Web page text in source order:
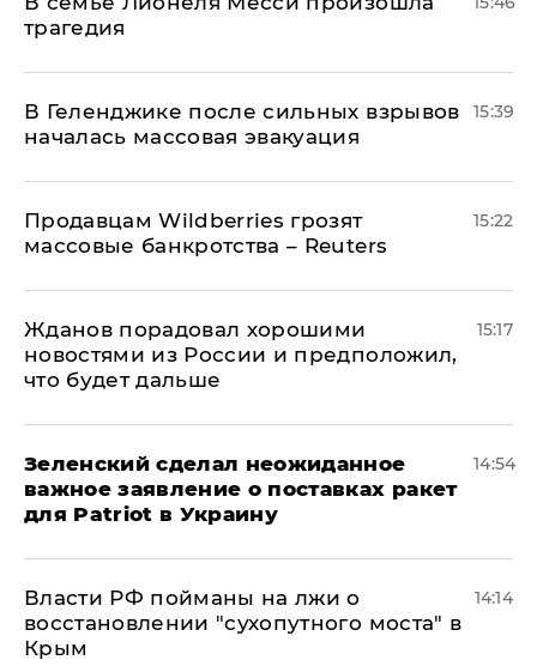
трагедия
В Геленджике после сильных взрывов
началась массовая эвакуация
15:39
Продавцам Wildberries грозят
массовые банкротства – Reuters
15:22
Жданов порадовал хорошими
новостями из России и предположил,
что будет дальше
15:17
Зеленский сделал неожиданное
важное заявление о поставках ракет
для Patriot в Украину
14:54
Власти РФ пойманы на лжи о
восстановлении "сухопутного моста" в
Крым
14:14